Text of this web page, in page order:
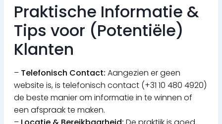
Praktische Informatie &
Tips voor (Potentiële)
Klanten
– Telefonisch Contact: Aangezien er geen
website is, is telefonisch contact (+31 10 480 4920)
de beste manier om informatie in te winnen of
een afspraak te maken.